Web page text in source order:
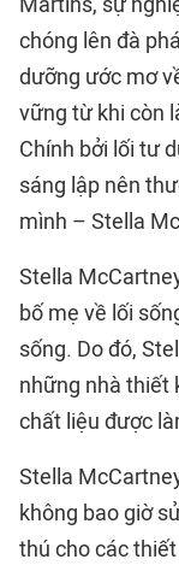
chóng lên đà
dưỡng ước mơ
vững từ khi còn
Chính bởi lối tư
sáng lập nên
mình – Stella
Stella
bố mẹ về lối
sống. Do đó,
những nhà thiết
chất liệu được
Stella
không bao giờ
thú cho các